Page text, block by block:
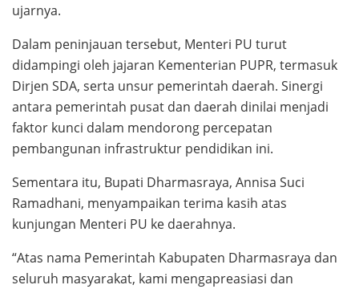
ujarnya.
Dalam peninjauan tersebut, Menteri PU turut
didampingi oleh jajaran Kementerian PUPR, termasuk
Dirjen SDA, serta unsur pemerintah daerah. Sinergi
antara pemerintah pusat dan daerah dinilai menjadi
faktor kunci dalam mendorong percepatan
pembangunan infrastruktur pendidikan ini.
Sementara itu, Bupati Dharmasraya, Annisa Suci
Ramadhani, menyampaikan terima kasih atas
kunjungan Menteri PU ke daerahnya.
“Atas nama Pemerintah Kabupaten Dharmasraya dan
seluruh masyarakat, kami mengapreasiasi dan